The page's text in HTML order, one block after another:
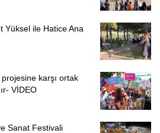
Yüksel ile Hatice Ana
projesine karşı ortak
VİDEO
Sanat Festivali